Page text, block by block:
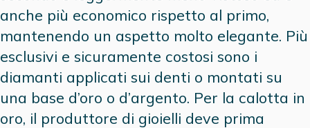
anche più economico rispetto al primo,
mantenendo un aspetto molto elegante. Più
esclusivi e sicuramente costosi sono i
diamanti applicati sui denti o montati su
una base d’oro o d’argento. Per la calotta in
oro, il produttore di gioielli deve prima